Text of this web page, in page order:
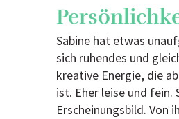
Sabine hat etwas
sich ruhendes und
kreative Energie, die
ist. Eher leise und fein.
Erscheinungsbild. Von